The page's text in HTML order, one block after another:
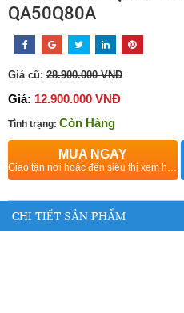
QA50Q80A
Giá cũ: 28.900.000 VNĐ
Giá: 12.900.000 VNĐ
Tình trạng: Còn Hàng
MUA NGAY
Giao tận nơi hoặc đến siêu thị xem hàng
CHI TIẾT SẢN PHẨM